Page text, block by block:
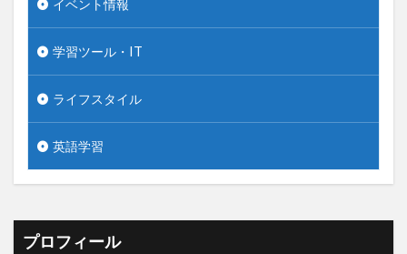
イベント情報
学習ツール・IT
ライフスタイル
英語学習
プロフィール